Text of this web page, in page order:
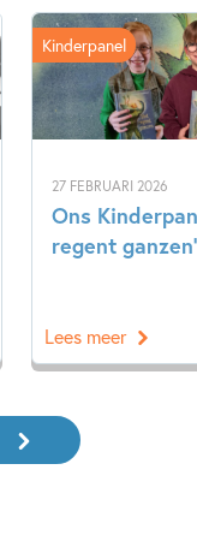
27 FEBRUARI 2026
Ons
regent ganzen’
Kinderpanel
Lees meer